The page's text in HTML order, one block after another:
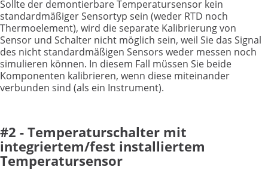
Sollte der demontierbare Temperatursensor kein
standardmäßiger Sensortyp sein (weder RTD noch
Thermoelement), wird die separate Kalibrierung von
Sensor und Schalter nicht möglich sein, weil Sie das Signal
des nicht standardmäßigen Sensors weder messen noch
simulieren können. In diesem Fall müssen Sie beide
Komponenten kalibrieren, wenn diese miteinander
verbunden sind (als ein Instrument).
#2 - Temperaturschalter mit
integriertem/fest installiertem
Temperatursensor